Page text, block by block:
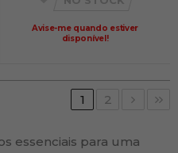
Avise-me quando estiver
disponível!
1 2
essenciais para uma